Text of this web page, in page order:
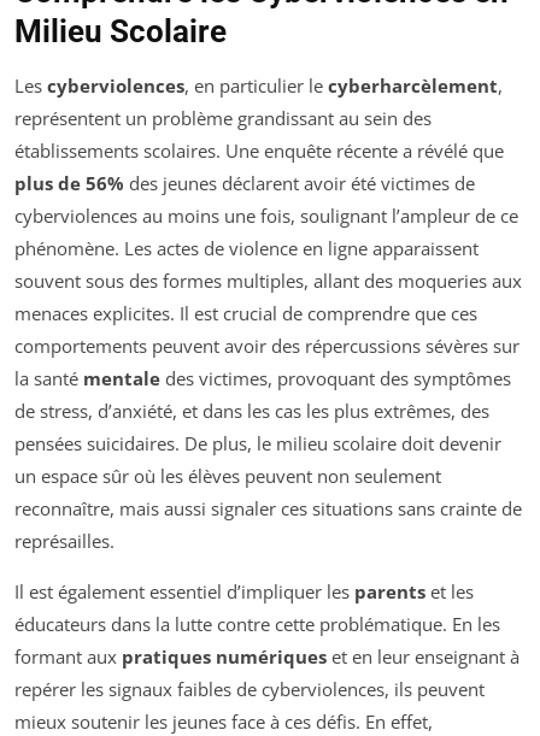
Milieu Scolaire
Les cyberviolences, en particulier le cyberharcèlement,
représentent un problème grandissant au sein des
établissements scolaires. Une enquête récente a révélé que
plus de 56% des jeunes déclarent avoir été victimes de
cyberviolences au moins une fois, soulignant l’ampleur de ce
phénomène. Les actes de violence en ligne apparaissent
souvent sous des formes multiples, allant des moqueries aux
menaces explicites. Il est crucial de comprendre que ces
comportements peuvent avoir des répercussions sévères sur
la santé mentale des victimes, provoquant des symptômes
de stress, d’anxiété, et dans les cas les plus extrêmes, des
pensées suicidaires. De plus, le milieu scolaire doit devenir
un espace sûr où les élèves peuvent non seulement
reconnaître, mais aussi signaler ces situations sans crainte de
représailles.
Il est également essentiel d’impliquer les parents et les
éducateurs dans la lutte contre cette problématique. En les
formant aux pratiques numériques et en leur enseignant à
repérer les signaux faibles de cyberviolences, ils peuvent
mieux soutenir les jeunes face à ces défis. En effet,